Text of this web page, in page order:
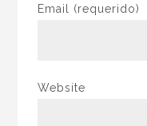
Email (requerido)
Website